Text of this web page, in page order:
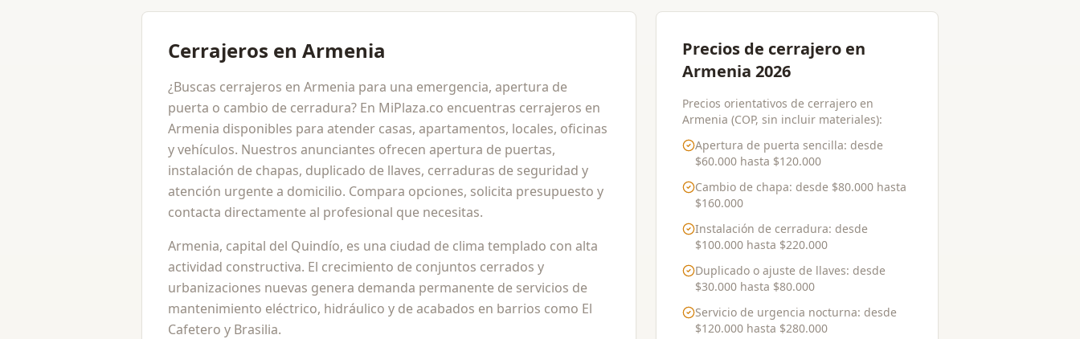
Cerrajeros en Armenia
¿Buscas cerrajeros en Armenia para una emergencia, apertura de
puerta o cambio de cerradura? En MiPlaza.co encuentras cerrajeros en
Armenia disponibles para atender casas, apartamentos, locales, oficinas
y vehículos. Nuestros anunciantes ofrecen apertura de puertas,
instalación de chapas, duplicado de llaves, cerraduras de seguridad y
atención urgente a domicilio. Compara opciones, solicita presupuesto y
contacta directamente al profesional que necesitas.
Armenia, capital del Quindío, es una ciudad de clima templado con alta
actividad constructiva. El crecimiento de conjuntos cerrados y
urbanizaciones nuevas genera demanda permanente de servicios de
mantenimiento eléctrico, hidráulico y de acabados en barrios como El
Cafetero y Brasilia.
Precios de cerrajero en
Armenia 2026
Precios orientativos de cerrajero en
Armenia (COP, sin incluir materiales):
Apertura de puerta sencilla: desde
$60.000hasta $120.000
Cambio de chapa: desde $80.000hasta
$160.000
Instalación de cerradura: desde
$100.000hasta $220.000
Duplicado o ajuste de llaves: desde
$30.000hasta $80.000
Servicio de urgencia nocturna: desde
$120.000hasta $280.000